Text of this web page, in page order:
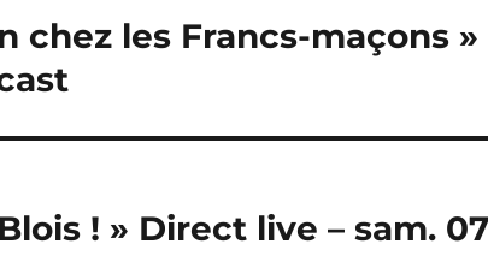
chez les Francs-maçons »
! » Direct live – sam.